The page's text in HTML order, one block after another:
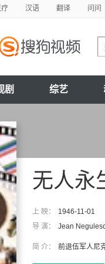
疗 汉语 翻译 问问
剧 综艺
无人永
上 映： 1946-11-01
导 演：
Jean
简 介： 前退伍军人尼